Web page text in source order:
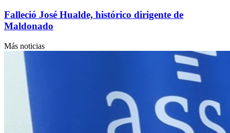
Falleció José Hualde, histórico dirigente de
Maldonado
Más noticias